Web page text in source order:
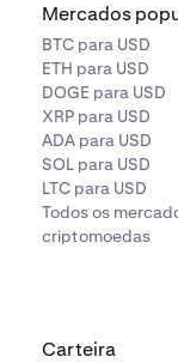
Mercados
BTC para USD
ETH para USD
DOGE para USD
XRP para USD
ADA para USD
SOL para USD
LTC para USD
Todos os
criptomoedas
Carteira